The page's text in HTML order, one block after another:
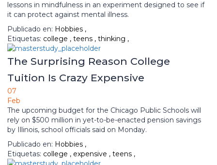
lessons in mindfulness in an experiment designed to see if
it can protect against mental illness.
Publicado en: Hobbies ,
Etiquetas: college , teens , thinking ,
The Surprising Reason College
Tuition Is Crazy Expensive
07
Feb
The upcoming budget for the Chicago Public Schools will
rely on $500 million in yet-to-be-enacted pension savings
by Illinois, school officials said on Monday.
Publicado en: Hobbies ,
Etiquetas: college , expensive , teens ,